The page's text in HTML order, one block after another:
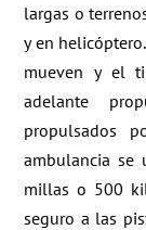
largas o
y en
mueven y el
adelante
propulsados
ambulancia se
millas o 500
seguro a las